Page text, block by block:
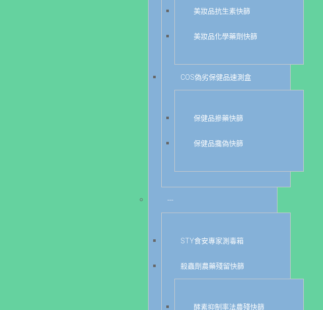
美妝品抗生素快篩
美妝品化學藥劑快篩
COS偽劣保健品速測盒
保健品摻藥快篩
保健品攙偽快篩
---
STY食安專家測毒箱
殺蟲劑農藥殘留快篩
酵素抑制率法農殘快篩